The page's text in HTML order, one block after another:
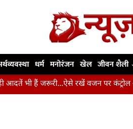
धर्म मनोरंजन खेल जीवन शैली
जरूरी...ऐसे रखें वजन पर कंट्रोल और रहें लंबे